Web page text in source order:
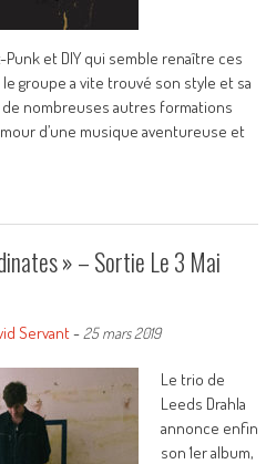
et DIY qui semble renaître ces
groupe a vite trouvé son style et sa
de nombreuses autres formations
d’une musique aventureuse et
» – Sortie Le 3 Mai
Servant- 25 mars 2019
Le trio de
Leeds Drahla
annonce enfin
son 1er album,